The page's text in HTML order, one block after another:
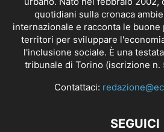
quotidiani sulla cronaca
internazionale e racconta le
territori per sviluppare
l'inclusione sociale. È una
tribunale di Torino (iscrizione n.
Contattaci:
SEGUICI